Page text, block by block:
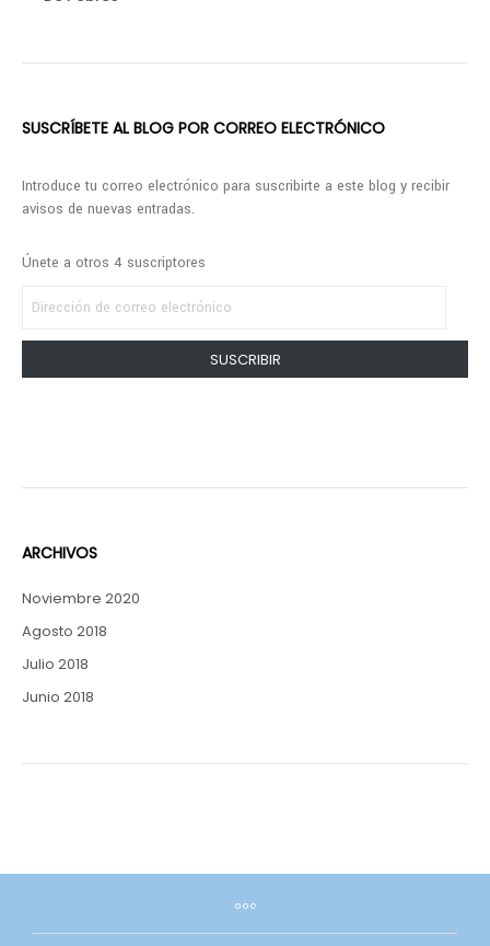
SUSCRÍBETE AL BLOG POR CORREO ELECTRÓNICO
Introduce tu correo electrónico para suscribirte a este blog y recibir
avisos de nuevas entradas.
Únete a otros 4 suscriptores
DIRECCIÓN
ELECTRÓNICO
SUSCRIBIR
ARCHIVOS
Noviembre 2020
Agosto 2018
Julio 2018
Junio 2018